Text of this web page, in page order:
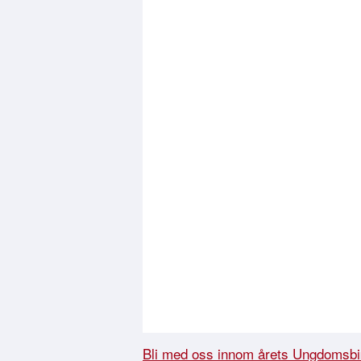
Bli med oss innom årets